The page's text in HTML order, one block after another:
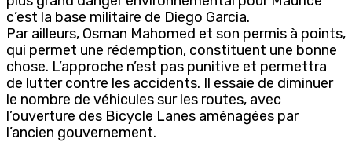
c’est la base militaire de Diego Garcia.
Par ailleurs, Osman Mahomed et son permis à points,
qui permet une rédemption, constituent une bonne
chose. L’approche n’est pas punitive et permettra
de lutter contre les accidents. Il essaie de diminuer
le nombre de véhicules sur les routes, avec
l’ouverture des Bicycle Lanes aménagées par
l’ancien gouvernement.